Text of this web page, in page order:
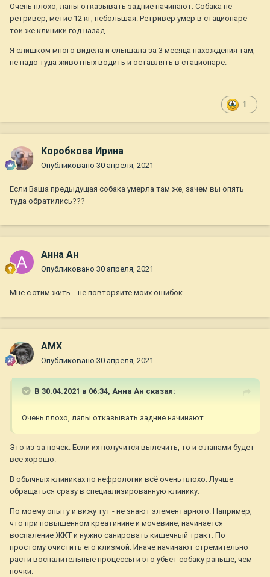
Очень плохо, лапы отказывать задние начинают. Собака не
ретривер, метис 12 кг, небольшая. Ретривер умер в стационаре
той же клиники год назад.
Я слишком много видела и слышала за 3 месяца нахождения там,
не надо туда животных водить и оставлять в стационаре.
1
Коробкова Ирина
Опубликовано 30 апреля, 2021
Если Ваша предыдущая собака умерла там же, зачем вы опять
туда обратились???
Анна Ан
Опубликовано 30 апреля, 2021
Мне с этим жить... не повторяйте моих ошибок
AMX
Опубликовано 30 апреля, 2021
В 30.04.2021 в 06:34, Анна Ан сказал:
Очень плохо, лапы отказывать задние начинают.
Это из-за почек. Если их получится вылечить, то и с лапами будет
всё хорошо.
В обычных клиниках по нефрологии всё очень плохо. Лучше
обращаться сразу в специализированную клинику.
По моему опыту и вижу тут - не знают элементарного. Например,
что при повышенном креатинине и мочевине, начинается
воспаление ЖКТ и нужно санировать кишечный тракт. По
простому очистить его клизмой. Иначе начинают стремительно
расти воспалительные процессы и это убьет собаку раньше, чем
почки.